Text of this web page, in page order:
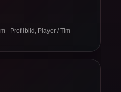
- Profilbild, Player / Tim -